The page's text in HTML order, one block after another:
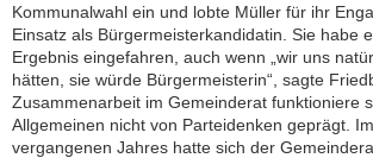
Kommunalwahl ein und lobte Müller für ihr
Einsatz als Bürgermeisterkandidatin. Sie habe
Ergebnis eingefahren, auch wenn „wir uns
hätten, sie würde Bürgermeisterin“, sagte
Zusammenarbeit im Gemeinderat funktioniere
Allgemeinen nicht von Parteidenken geprägt.
vergangenen Jahres hatte sich der